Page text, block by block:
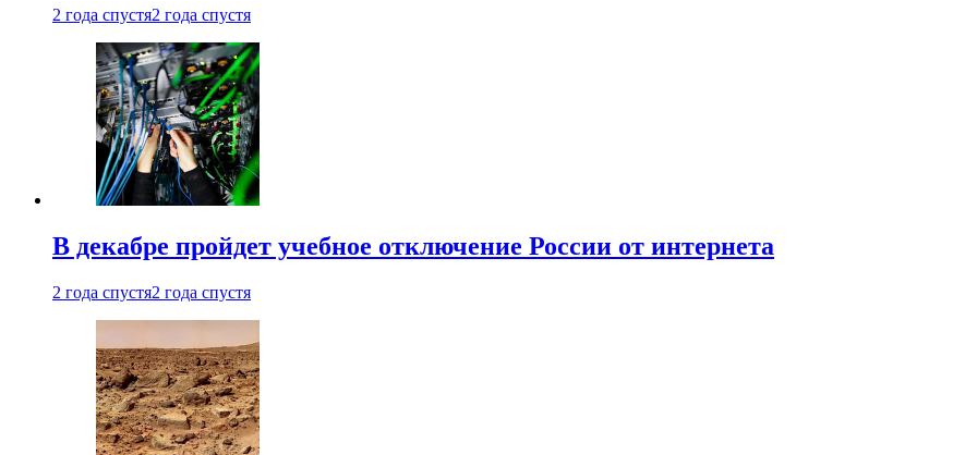
2 года спустя2 года спустя
В декабре пройдет учебное отключение России от интернета
2 года спустя2 года спустя